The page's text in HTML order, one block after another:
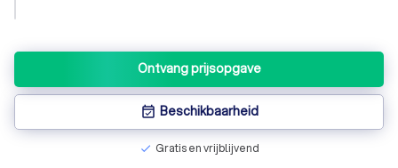
Ontvang prijsopgave
event_available Beschikbaarheid
check Gratis en vrijblijvend